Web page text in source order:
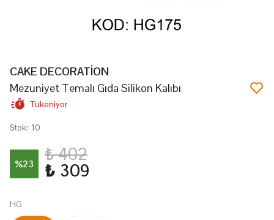
CAKE DECORATİON
Mezuniyet Temalı Gıda Silikon Kalıbı
Tükeniyor
Stok: 10
%23 ₺ 402
₺ 309
HG